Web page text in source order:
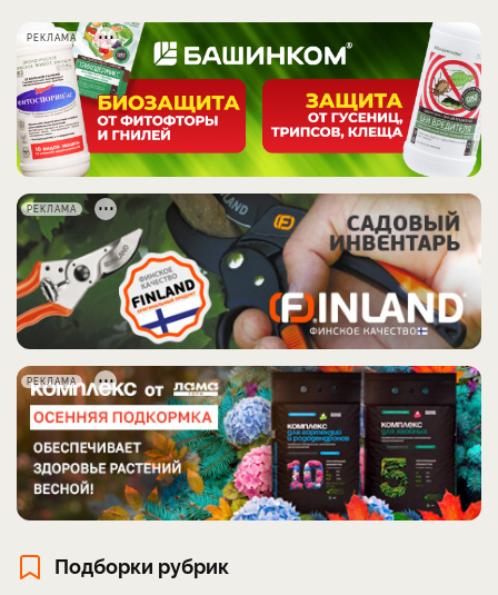
РЕКЛАМА
РЕКЛАМА
РЕКЛАМА
Подборки рубрик